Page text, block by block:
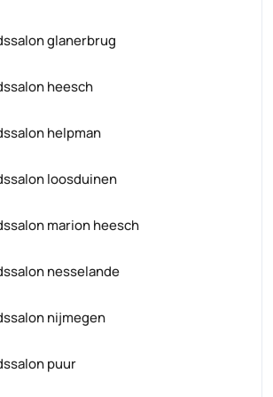
glanerbrug
heesch
helpman
loosduinen
marion heesch
nesselande
nijmegen
puur